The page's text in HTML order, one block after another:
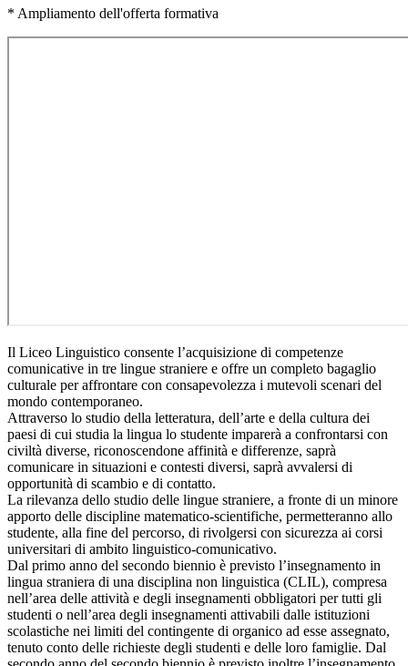
* Ampliamento dell'offerta formativa
Il Liceo Linguistico consente l’acquisizione di competenze
comunicative in tre lingue straniere e offre un completo bagaglio
culturale per affrontare con consapevolezza i mutevoli scenari del
mondo contemporaneo.
Attraverso lo studio della letteratura, dell’arte e della cultura dei
paesi di cui studia la lingua lo studente imparerà a confrontarsi con
civiltà diverse, riconoscendone affinità e differenze, saprà
comunicare in situazioni e contesti diversi, saprà avvalersi di
opportunità di scambio e di contatto.
La rilevanza dello studio delle lingue straniere, a fronte di un minore
apporto delle discipline matematico-scientifiche, permetteranno allo
studente, alla fine del percorso, di rivolgersi con sicurezza ai corsi
universitari di ambito linguistico-comunicativo.
Dal primo anno del secondo biennio è previsto l’insegnamento in
lingua straniera di una disciplina non linguistica (CLIL), compresa
nell’area delle attività e degli insegnamenti obbligatori per tutti gli
studenti o nell’area degli insegnamenti attivabili dalle istituzioni
scolastiche nei limiti del contingente di organico ad esse assegnato,
tenuto conto delle richieste degli studenti e delle loro famiglie. Dal